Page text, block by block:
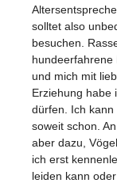
solltet also
besuchen.
hundeerfahrene
und mich mit
Erziehung habe
dürfen. Ich
soweit schon.
aber dazu,
ich erst
leiden kann